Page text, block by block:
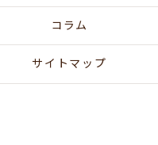
コラム
サイトマップ